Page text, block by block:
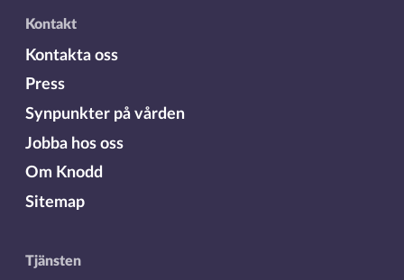
Kontakt
Kontakta oss
Press
Synpunkter på vården
Jobba hos oss
Om Knodd
Sitemap
Tjänsten